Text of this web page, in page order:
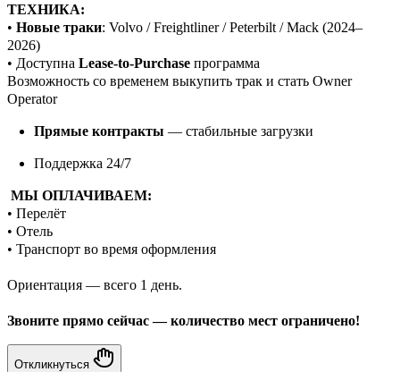
ТЕХНИКА:
• Новые траки: Volvo / Freightliner / Peterbilt / Mack (2024–
2026)
• Доступна Lease-to-Purchase программа
Возможность со временем выкупить трак и стать Owner
Operator
Прямые контракты — стабильные загрузки
Поддержка 24/7
МЫ ОПЛАЧИВАЕМ:
• Перелёт
• Отель
• Транспорт во время оформления
Ориентация — всего 1 день.
Звоните прямо сейчас — количество мест ограничено!
Откликнуться